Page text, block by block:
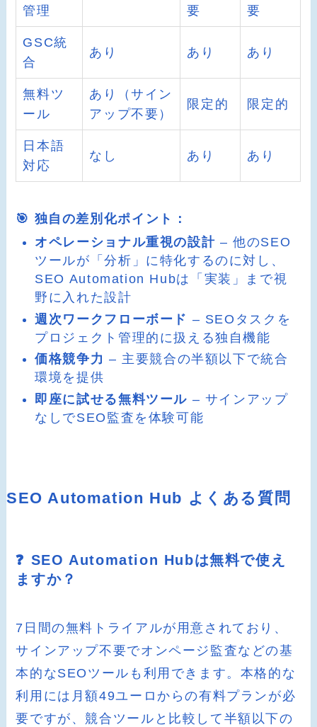
管理
要
要
GSC統
合
あり あり あり
無料ツ
ール
あり（サイン
アップ不要）
限定的 限定的
日本語
対応
なし あり あり
🎯 独自の差別化ポイント：
オペレーショナル重視の設計 – 他のSEO
ツールが「分析」に特化するのに対し、
SEO Automation Hubは「実装」まで視
野に入れた設計
週次ワークフローボード – SEOタスクを
プロジェクト管理的に扱える独自機能
価格競争力 – 主要競合の半額以下で統合
環境を提供
即座に試せる無料ツール – サインアップ
なしでSEO監査を体験可能
SEO Automation Hub よくある質問
❓ SEO Automation Hubは無料で使え
ますか？
7日間の無料トライアルが用意されており、
サインアップ不要でオンページ監査などの基
本的なSEOツールも利用できます。本格的な
利用には月額49ユーロからの有料プランが必
要ですが、競合ツールと比較して半額以下の